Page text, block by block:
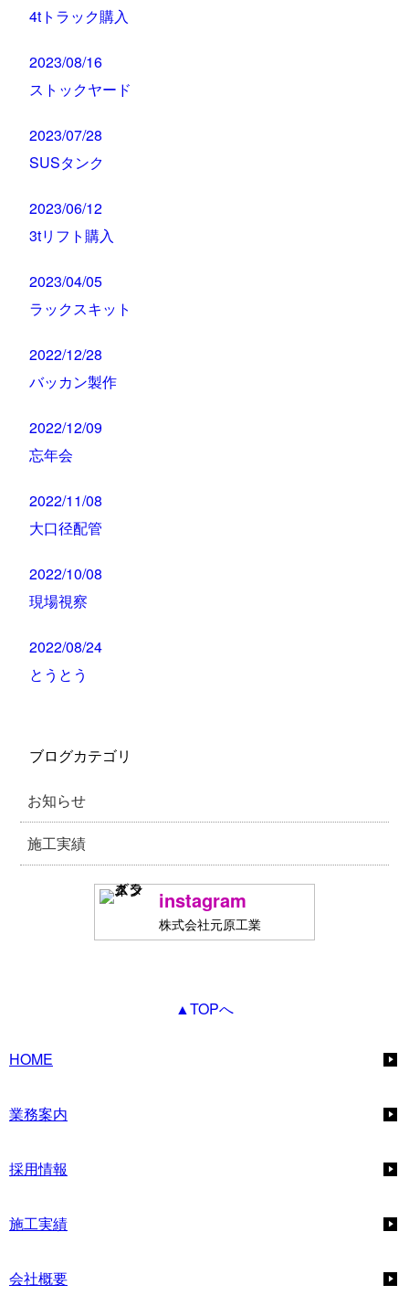
4tトラック購入
2023/08/16
ストックヤード
2023/07/28
SUSタンク
2023/06/12
3tリフト購入
2023/04/05
ラックスキット
2022/12/28
バッカン製作
2022/12/09
忘年会
2022/11/08
大口径配管
2022/10/08
現場視察
2022/08/24
とうとう
ブログカテゴリ
お知らせ
施工実績
instagram
株式会社元原工業
▲TOPへ
HOME
業務案内
採用情報
施工実績
会社概要